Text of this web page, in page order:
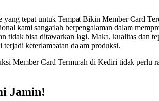
tepat untuk Tempat Bikin Member Card
kami sangatlah berpengalaman dalam
tidak bisa ditawarkan lagi. Maka, kualitas dan
keterlambatan dalam produksi.
Member Card Termurah di Kediri tidak perlu
Jamin!